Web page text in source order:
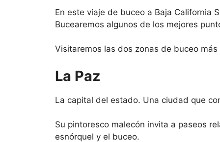
En este viaje de buceo a Baja California
Bucearemos algunos de los mejores
Visitaremos las dos zonas de buceo
La Paz
La capital del estado. Una ciudad que
Su pintoresco malecón invita a paseos
esnórquel y el buceo.